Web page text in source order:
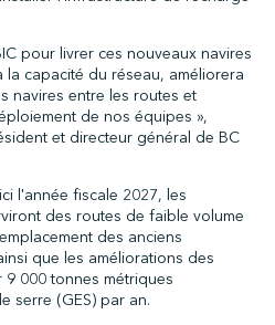
↩︎
pour livrer ces nouveaux navires
la capacité du réseau, améliorera
navires entre les routes et
de nos équipes »,
et directeur général de BC
l'année fiscale 2027, les
des routes de faible volume
des anciens
que les améliorations des
000 tonnes métriques
serre (GES) par an.